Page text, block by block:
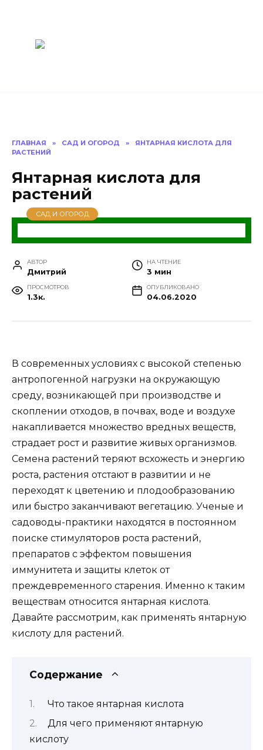
ГЛАВНАЯ » САД И ОГОРОД »
ЯНТАРНАЯ КИСЛОТА ДЛЯ
РАСТЕНИЙ
Янтарная кислота для
растений
САД И ОГОРОД
АВТОР
Дмитрий
НА ЧТЕНИЕ
3 мин
ПРОСМОТРОВ
1.3к.
ОПУБЛИКОВАНО
04.06.2020
В современных условиях с высокой степенью
антропогенной нагрузки на окружающую
среду, возникающей при производстве и
скоплении отходов, в почвах, воде и воздухе
накапливается множество вредных веществ,
страдает рост и развитие живых организмов.
Семена растений теряют всхожесть и энергию
роста, растения отстают в развитии и не
переходят к цветению и плодообразованию
или быстро заканчивают вегетацию. Ученые и
садоводы-практики находятся в постоянном
поиске стимуляторов роста растений,
препаратов с эффектом повышения
иммунитета и защиты клеток от
преждевременного старения. Именно к таким
веществам относится янтарная кислота.
Давайте рассмотрим, как применять янтарную
кислоту для растений.
Содержание
Что такое янтарная кислота
Для чего применяют янтарную
кислоту